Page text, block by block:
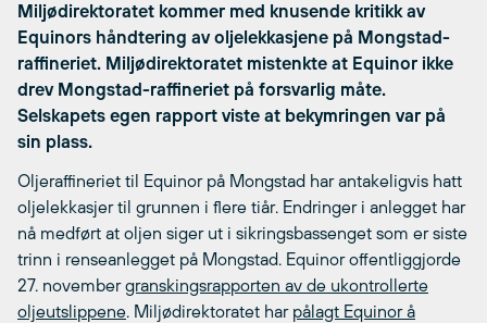
Miljødirektoratet kommer med knusende kritikk av
Equinors håndtering av oljelekkasjene på Mongstad-
raffineriet. Miljødirektoratet mistenkte at Equinor ikke
drev Mongstad-raffineriet på forsvarlig måte.
Selskapets egen rapport viste at bekymringen var på
sin plass.
Oljeraffineriet til Equinor på Mongstad har antakeligvis hatt
oljelekkasjer til grunnen i flere tiår. Endringer i anlegget har
nå medført at oljen siger ut i sikringsbassenget som er siste
trinn i renseanlegget på Mongstad. Equinor offentliggjorde
27. novembergranskingsrapporten av de ukontrollerte
oljeutslippene. Miljødirektoratet har pålagt Equinor å